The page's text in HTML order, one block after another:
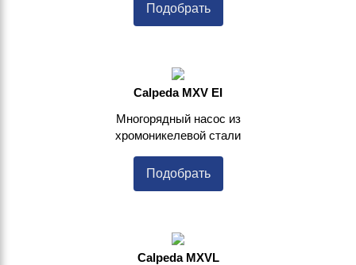
Подобрать
Calpeda MXV EI
Многорядный насос из
хромоникелевой стали
Подобрать
Calpeda MXVL